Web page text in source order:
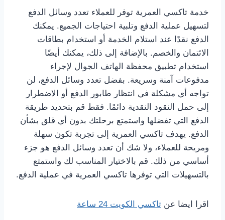
خدمة تاكسي العمرية توفر للعملاء تعدد وسائل الدفع
لتسهيل عملية الدفع وتلبية احتياجات الجميع. يمكنك
الدفع نقدًا عند استلام الخدمة أو استخدام بطاقات
الائتمان والخصم. بالإضافة إلى ذلك، يمكنك أيضًا
استخدام تطبيق محفظة الهاتف الجوال لإجراء
مدفوعات آمنة وسريعة. بفضل تعدد وسائل الدفع، لن
تواجه أي مشكلة في انتظار طابور الدفع أو الاضطرار
إلى حمل النقود النقدية دائمًا. فقط قم بتحديد طريقة
الدفع التي تفضلها واستمتع برحلتك بدون أي قلق بشأن
الدفع. يهدف تاكسي العمرية إلى تجربة تكون سهلة
ومريحة للعملاء، ولا شك أن تعدد وسائل الدفع هو جزء
أساسي من ذلك. قم بالاختيار المناسب لك واستمتع
بالتسهيلات التي توفرها تاكسي العمرية في عملية الدفع.
اقرا ايضا عن تاكسي الكويت 24 ساعة